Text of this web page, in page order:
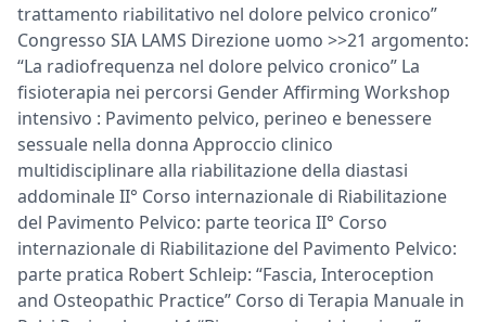
trattamento riabilitativo nel dolore pelvico cronico”
Congresso SIA LAMS Direzione uomo >>21 argomento:
“La radiofrequenza nel dolore pelvico cronico” La
fisioterapia nei percorsi Gender Affirming Workshop
intensivo : Pavimento pelvico, perineo e benessere
sessuale nella donna Approccio clinico
multidisciplinare alla riabilitazione della diastasi
addominale II° Corso internazionale di Riabilitazione
del Pavimento Pelvico: parte teorica II° Corso
internazionale di Riabilitazione del Pavimento Pelvico:
parte pratica Robert Schleip: “Fascia, Interoception
and Osteopathic Practice” Corso di Terapia Manuale in